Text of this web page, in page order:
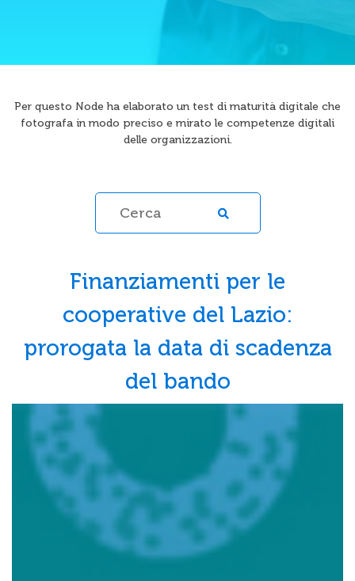
Per questo Node ha elaborato un test di maturità digitale che
fotografa in modo preciso e mirato le competenze digitali
delle organizzazioni.
Finanziamenti per le
cooperative del Lazio:
prorogata la data di scadenza
del bando